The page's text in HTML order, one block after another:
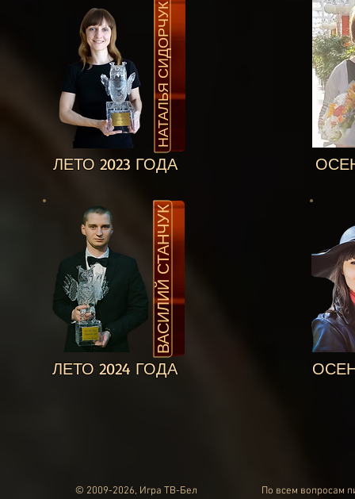
НАТАЛЬЯ СИДОРЧУК
ЛЕТО 2023 ГОДА
ВАСИЛИЙ СТАНЧУК
ЛЕТО 2024 ГОДА
© 2009-2026, Игра ТВ-Бел По всем вопросам